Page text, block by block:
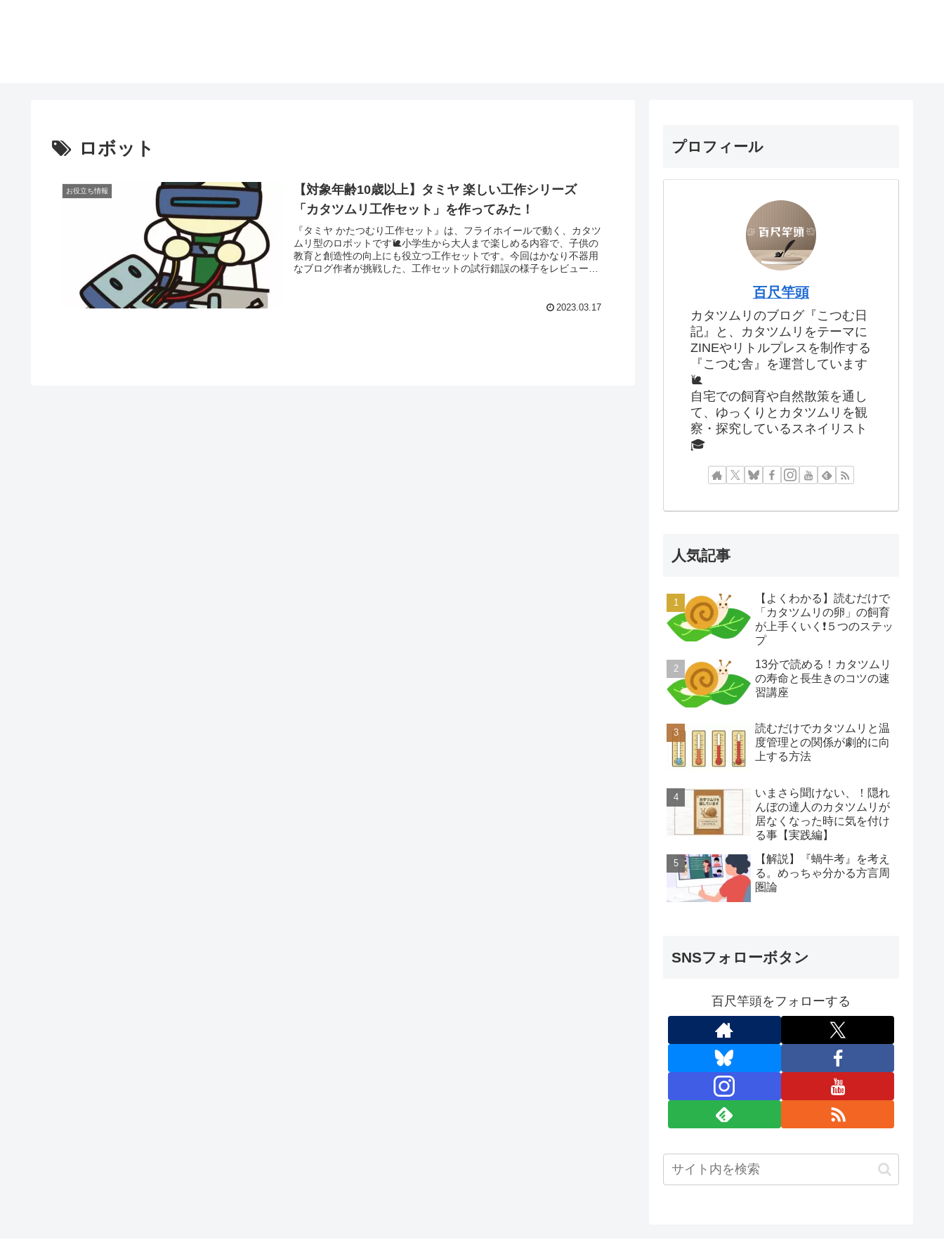
ロボット
お役立ち情報
【対象年齢10歳以上】タミヤ 楽しい工作シリーズ
「カタツムリ工作セット」を作ってみた！
『タミヤ かたつむり工作セット』は、フライホイールで動く、カタツ
ムリ型のロボットです🐌小学生から大人まで楽しめる内容で、子供の
教育と創造性の向上にも役立つ工作セットです。今回はかなり不器用
なブログ作者が挑戦した、工作セットの試行錯誤の様子をレビューし
2023.03.17
プロフィール
百尺竿頭
カタツムリのブログ『こつむ日
記』と、カタツムリをテーマに
ZINEやリトルプレスを制作する
『こつむ舎』を運営しています
🐌
自宅での飼育や自然散策を通し
て、ゆっくりとカタツムリを観
察・探究しているスネイリスト
🎓
人気記事
【よくわかる】読むだけで
「カタツムリの卵」の飼育
が上手くいく❗️５つのステッ
プ
13分で読める！カタツムリ
の寿命と長生きのコツの速
習講座
読むだけでカタツムリと温
度管理との関係が劇的に向
上する方法
いまさら聞けない、！隠れ
んぼの達人のカタツムリが
居なくなった時に気を付け
る事【実践編】
【解説】『蝸牛考』を考え
る。めっちゃ分かる方言周
圏論
SNSフォローボタン
百尺竿頭をフォローする